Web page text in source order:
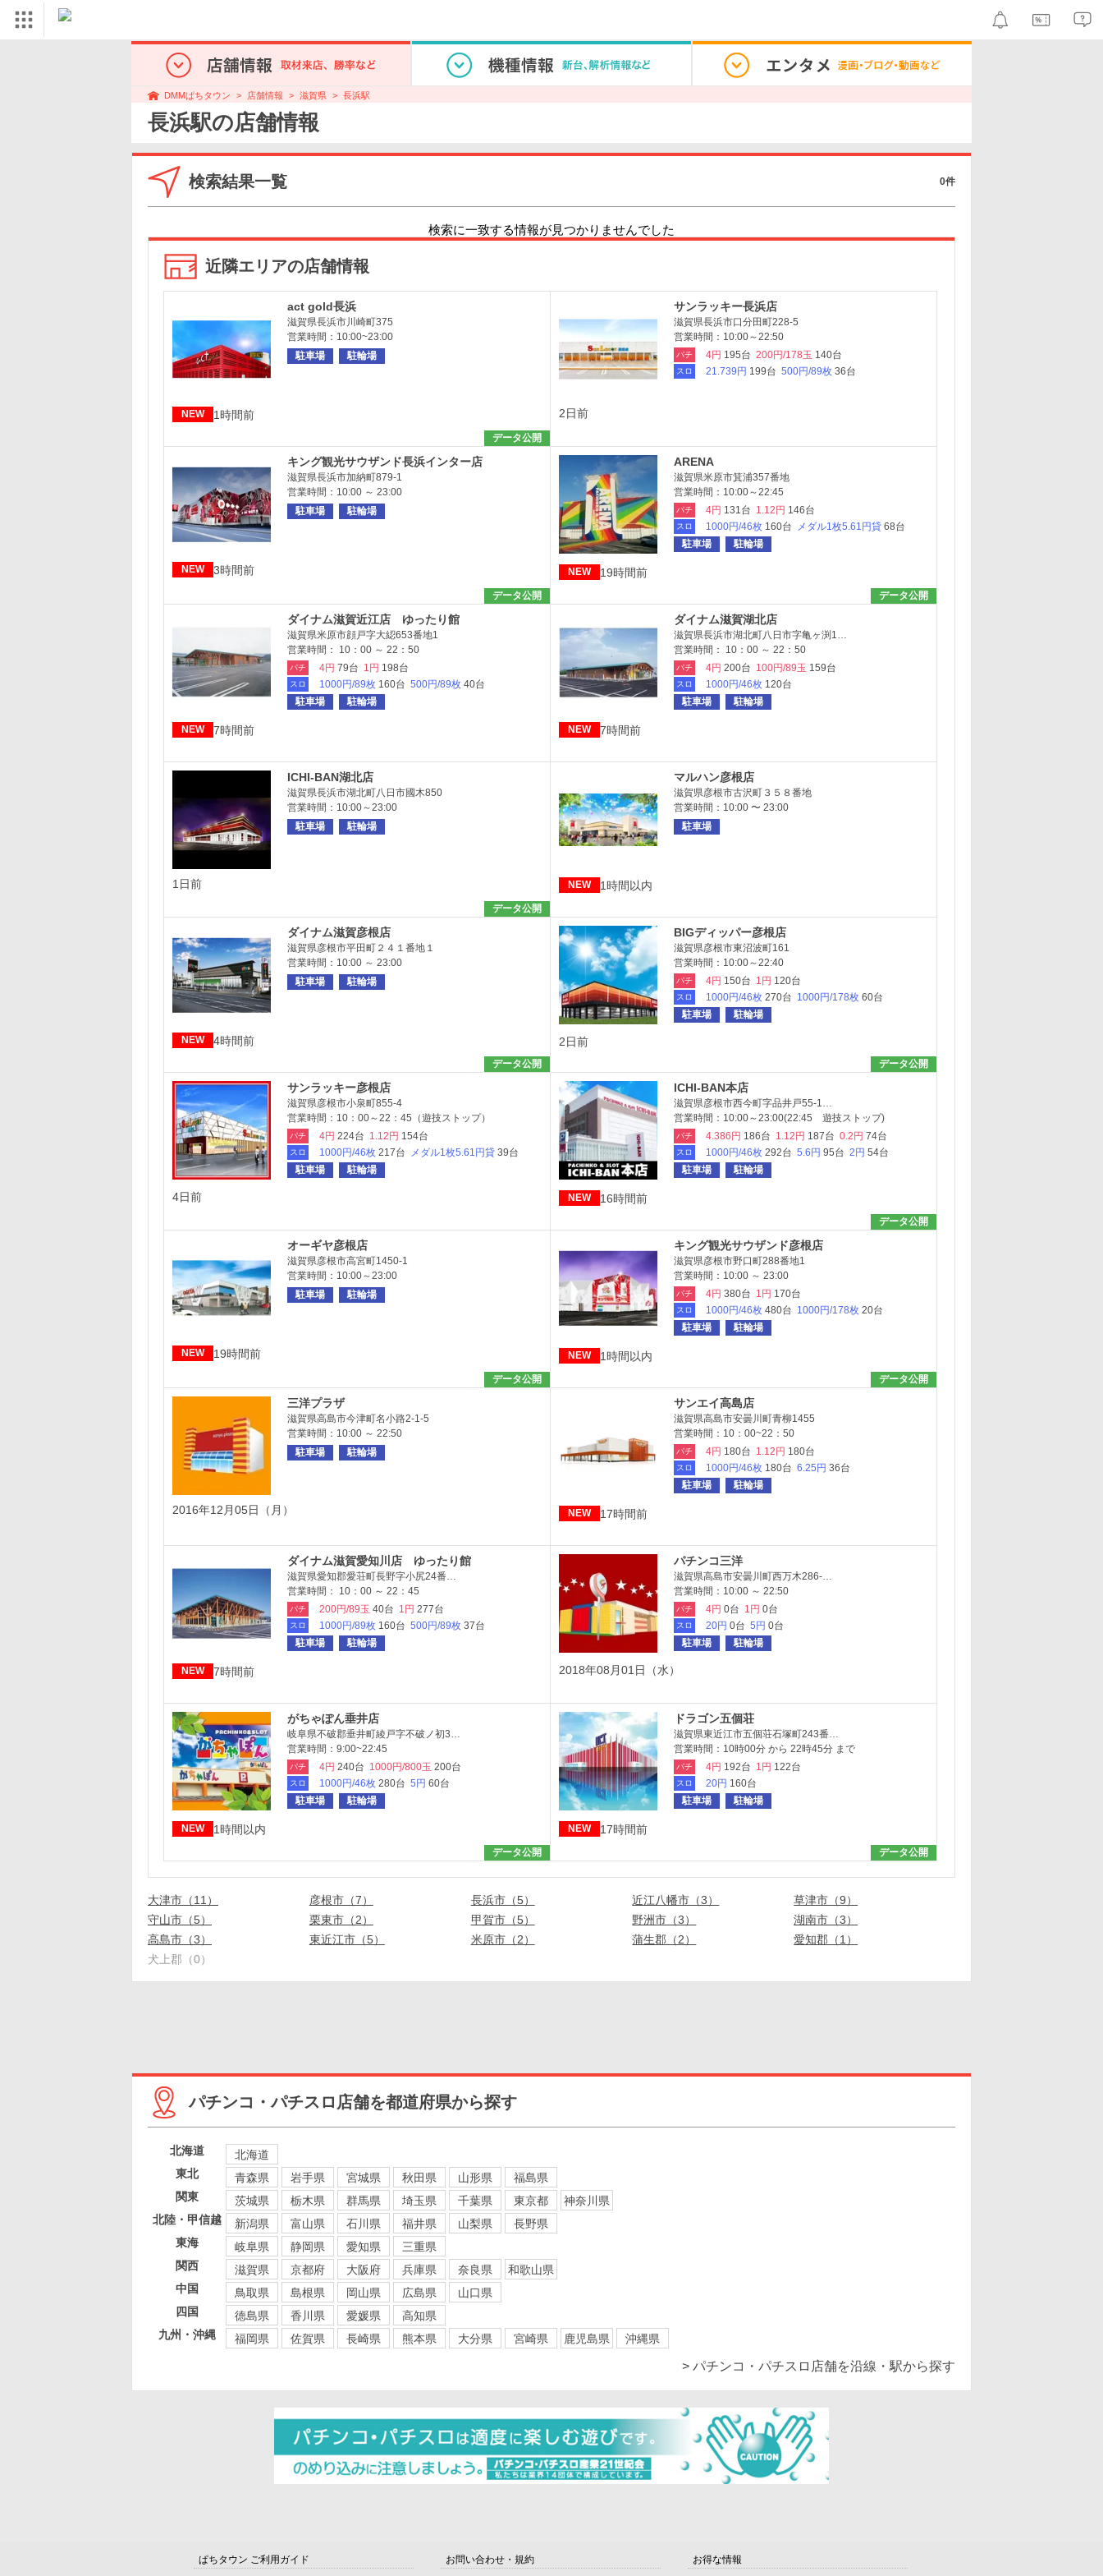
DMMぱちタウン 店舗情報 滋賀県 長浜駅
長浜駅の店舗情報
検索結果一覧 0件
検索に一致する情報が見つかりませんでした
近隣エリアの店舗情報
act gold長浜
滋賀県長浜市川崎町375
営業時間：10:00~23:00
駐車場
駐輪場
NEW 1時間前
データ公開
サンラッキー長浜店
滋賀県長浜市口分田町228-5
営業時間：10:00～22:50
パチ 4円 195台 200円/178玉 140台
スロ 21.739円 199台 500円/89枚 36台
2日前
キング観光サウザンド長浜インター店
滋賀県長浜市加納町879-1
営業時間：10:00 ～ 23:00
駐車場
駐輪場
NEW 3時間前
データ公開
ARENA
滋賀県米原市箕浦357番地
営業時間：10:00～22:45
パチ 4円 131台 1.12円 146台
スロ 1000円/46枚 160台 メダル1枚5.61円貸 68台
駐車場
駐輪場
NEW 19時間前
データ公開
ダイナム滋賀近江店 ゆったり館
滋賀県米原市顔戸字大綛653番地1
営業時間： 10：00 ～ 22：50
パチ 4円 79台 1円 198台
スロ 1000円/89枚 160台 500円/89枚 40台
駐車場
駐輪場
NEW 7時間前
ダイナム滋賀湖北店
滋賀県長浜市湖北町八日市字亀ヶ渕1…
営業時間： 10：00 ～ 22：50
パチ 4円 200台 100円/89玉 159台
スロ 1000円/46枚 120台
駐車場
駐輪場
NEW 7時間前
ICHI-BAN湖北店
滋賀県長浜市湖北町八日市國木850
営業時間：10:00～23:00
駐車場
駐輪場
1日前
データ公開
マルハン彦根店
滋賀県彦根市古沢町３５８番地
営業時間：10:00 〜 23:00
駐車場
NEW 1時間以内
ダイナム滋賀彦根店
滋賀県彦根市平田町２４１番地１
営業時間：10:00 ～ 23:00
駐車場
駐輪場
NEW 4時間前
データ公開
BIGディッパー彦根店
滋賀県彦根市東沼波町161
営業時間：10:00～22:40
パチ 4円 150台 1円 120台
スロ 1000円/46枚 270台 1000円/178枚 60台
駐車場
駐輪場
2日前
データ公開
サンラッキー彦根店
滋賀県彦根市小泉町855-4
営業時間：10：00～22：45（遊技ストップ）
パチ 4円 224台 1.12円 154台
スロ 1000円/46枚 217台 メダル1枚5.61円貸 39台
駐車場
駐輪場
4日前
ICHI-BAN本店
滋賀県彦根市西今町字品井戸55-1…
営業時間：10:00～23:00(22:45 遊技ストップ)
パチ 4.386円 186台 1.12円 187台 0.2円 74台
スロ 1000円/46枚 292台 5.6円 95台 2円 54台
駐車場
駐輪場
NEW 16時間前
データ公開
オーギヤ彦根店
滋賀県彦根市高宮町1450-1
営業時間：10:00～23:00
駐車場
駐輪場
NEW 19時間前
データ公開
キング観光サウザンド彦根店
滋賀県彦根市野口町288番地1
営業時間：10:00 ～ 23:00
パチ 4円 380台 1円 170台
スロ 1000円/46枚 480台 1000円/178枚 20台
駐車場
駐輪場
NEW 1時間以内
データ公開
三洋プラザ
滋賀県高島市今津町名小路2-1-5
営業時間：10:00 ～ 22:50
駐車場
駐輪場
2016年12月05日（月）
サンエイ高島店
滋賀県高島市安曇川町青柳1455
営業時間：10：00~22：50
パチ 4円 180台 1.12円 180台
スロ 1000円/46枚 180台 6.25円 36台
駐車場
駐輪場
NEW 17時間前
ダイナム滋賀愛知川店 ゆったり館
滋賀県愛知郡愛荘町長野字小尻24番…
営業時間： 10：00 ～ 22：45
パチ 200円/89玉 40台 1円 277台
スロ 1000円/89枚 160台 500円/89枚 37台
駐車場
駐輪場
NEW 7時間前
パチンコ三洋
滋賀県高島市安曇川町西万木286-…
営業時間：10:00 ～ 22:50
パチ 4円 0台 1円 0台
スロ 20円 0台 5円 0台
駐車場
駐輪場
2018年08月01日（水）
がちゃぽん垂井店
岐阜県不破郡垂井町綾戸字不破ノ初3…
営業時間：9:00~22:45
パチ 4円 240台 1000円/800玉 200台
スロ 1000円/46枚 280台 5円 60台
駐車場
駐輪場
NEW 1時間以内
データ公開
ドラゴン五個荘
滋賀県東近江市五個荘石塚町243番…
営業時間：10時00分 から 22時45分 まで
パチ 4円 192台 1円 122台
スロ 20円 160台
駐車場
駐輪場
NEW 17時間前
データ公開
大津市（11） 彦根市（7） 長浜市（5） 近江八幡市（3）
草津市（9）
守山市（5）
栗東市（2） 甲賀市（5） 野洲市（3）
湖南市（3）
高島市（3）
東近江市（5） 米原市（2） 蒲生郡（2）
愛知郡（1）
犬上郡（0）
パチンコ・パチスロ店舗を都道府県から探す
北海道
北海道
東北
青森県 岩手県 宮城県 秋田県 山形県
福島県
関東
茨城県 栃木県 群馬県 埼玉県 千葉県 東京都
神奈川県
北陸・甲信越
新潟県 富山県 石川県 福井県 山梨県
長野県
東海
岐阜県 静岡県 愛知県
三重県
関西
滋賀県 京都府 大阪府 兵庫県 奈良県
和歌山県
中国
鳥取県 島根県 岡山県 広島県
山口県
四国
徳島県 香川県 愛媛県
高知県
九州・沖縄
福岡県 佐賀県 長崎県 熊本県 大分県 宮崎県 鹿児島県 沖縄県
> パチンコ・パチスロ店舗を沿線・駅から探す
ぱちタウン ご利用ガイド
お問い合わせ・規約
お得な情報